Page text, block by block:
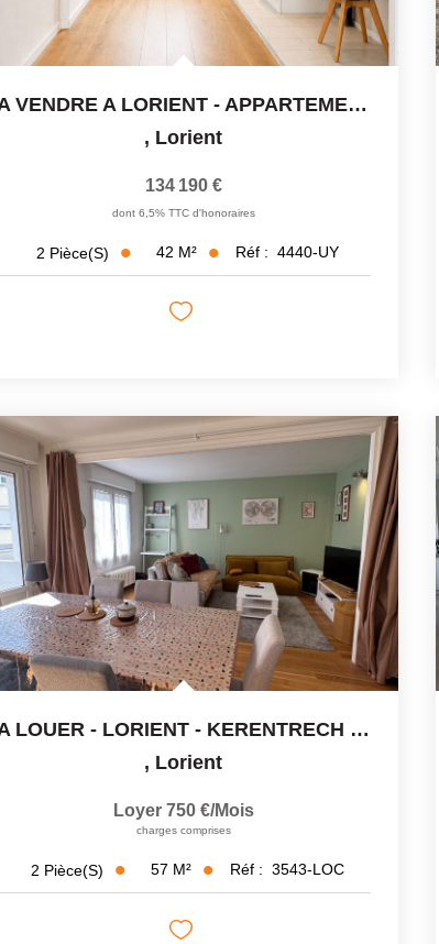
A VENDRE A LORIENT - APPARTEMENT 2 PIECES - 42 M²
, Lorient
134 190 €
dont 6,5% TTC d'honoraires
2 Pièce(s) 42 M² Réf : 4440-UY
A LOUER - LORIENT - KERENTRECH - T2 Meublé - BALCON - CAVE
, Lorient
Loyer 750 €/mois
charges comprises
2 Pièce(s) 57 M² Réf : 3543-LOC